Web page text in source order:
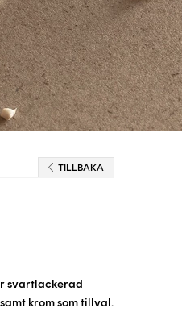
TILLBAKA
svartlackerad
krom som tillval.